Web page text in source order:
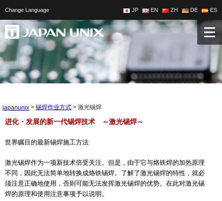
Change Language JP EN ZH DE ES
japanunix > 锡焊作业方式 > 激光锡焊
进化・发展的新一代锡焊技术 ～激光锡焊～
世界瞩目的最新锡焊施工方法
激光锡焊作为一项新技术倍受关注。但是，由于它与烙铁焊的加热原理
不同，因此无法简单地转换成烙铁锡焊。了解了激光锡焊的特性，就必
须注意正确地使用，否则可能无法发挥激光锡焊的优势。在此对激光锡
焊的原理和使用注意事项予以说明。